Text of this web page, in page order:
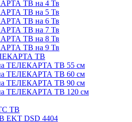
ТВ на 4 Тв
ТВ на 5 Тв
ТВ на 6 Тв
ТВ на 7 Тв
ТВ на 8 Тв
ТВ на 9 Тв
ТВ
ТЕЛЕКАРТА ТВ 55 см
ТЕЛЕКАРТА ТВ 60 см
ТЕЛЕКАРТА ТВ 90 см
ТЕЛЕКАРТА ТВ 120 см
ТВ
EKT DSD 4404